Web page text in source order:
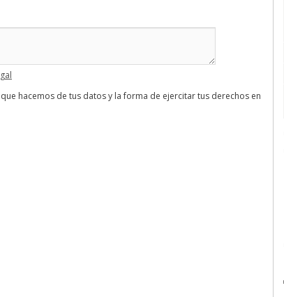
hacemos de tus datos y la forma de ejercitar tus derechos en